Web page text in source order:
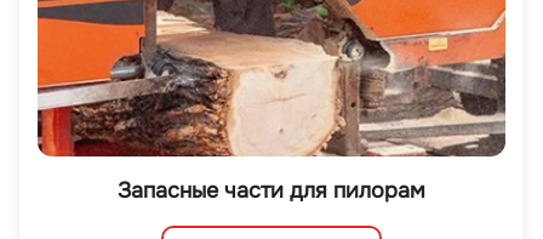
Запасные части для пилорам